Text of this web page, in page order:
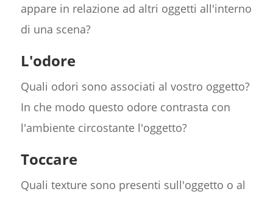
appare in relazione ad altri oggetti all'interno
di una scena?
L'odore
Quali odori sono associati al vostro oggetto?
In che modo questo odore contrasta con
l'ambiente circostante l'oggetto?
Toccare
Quali texture sono presenti sull'oggetto o al